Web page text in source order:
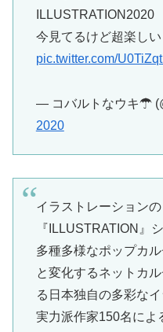
ILLUSTRATION2020
今見てるけど超楽しい
pic.twitter.com/
— コバルトなウキ☂
2020
イラストレーション
『ILLUSTRATION』
多種多様なポップカ
と変化するネットカ
る日本独自の多彩な
実力派作家150名によ